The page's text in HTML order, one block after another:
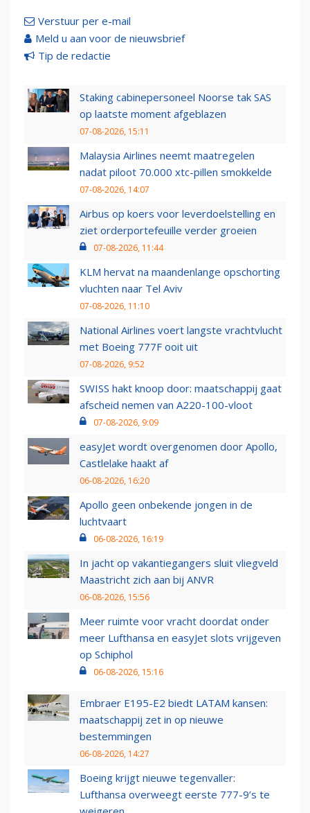
Verstuur per e-mail
Meld u aan voor de nieuwsbrief
Tip de redactie
Staking cabinepersoneel Noorse tak SAS
op laatste moment afgeblazen
07-08-2026, 15:11
Malaysia Airlines neemt maatregelen
nadat piloot 70.000 xtc-pillen smokkelde
07-08-2026, 14:07
Airbus op koers voor leverdoelstelling en
ziet orderportefeuille verder groeien
07-08-2026, 11:44
KLM hervat na maandenlange opschorting
vluchten naar Tel Aviv
07-08-2026, 11:10
National Airlines voert langste vrachtvlucht
met Boeing 777F ooit uit
07-08-2026, 9:52
SWISS hakt knoop door: maatschappij gaat
afscheid nemen van A220-100-vloot
07-08-2026, 9:09
easyJet wordt overgenomen door Apollo,
Castlelake haakt af
06-08-2026, 16:20
Apollo geen onbekende jongen in de
luchtvaart
06-08-2026, 16:19
In jacht op vakantiegangers sluit vliegveld
Maastricht zich aan bij ANVR
06-08-2026, 15:56
Meer ruimte voor vracht doordat onder
meer Lufthansa en easyJet slots vrijgeven
op Schiphol
06-08-2026, 15:16
Embraer E195-E2 biedt LATAM kansen:
maatschappij zet in op nieuwe
bestemmingen
06-08-2026, 14:27
Boeing krijgt nieuwe tegenvaller:
Lufthansa overweegt eerste 777-9’s te